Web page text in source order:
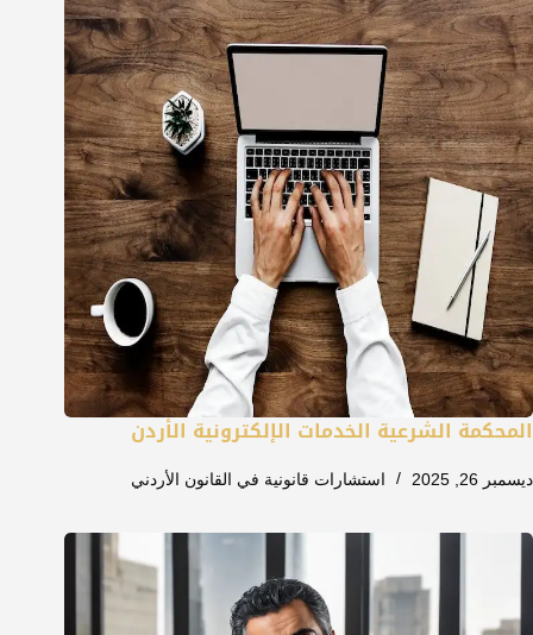
المحكمة الشرعية الخدمات الإلكترونية الأردن
ديسمبر 26, 2025 استشارات قانونية في القانون الأردني